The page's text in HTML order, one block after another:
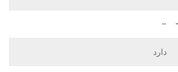
–
دارد